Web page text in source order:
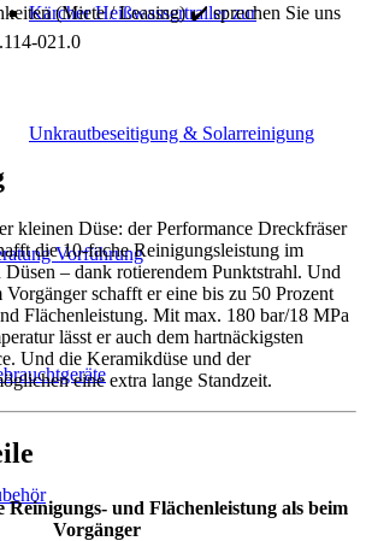
Kärcher Heißwassertrailer zur
Unkrautbeseitigung & Solarreinigung
Vorführung
(Miete / Leasing) ✔️ sprechen Sie uns
021.0
kleinen Düse: der Performance Dreckfräser
die 10-fache Reinigungsleistung im
– dank rotierendem Punktstrahl. Und
schafft er eine bis zu 50 Prozent
Flächenleistung. Mit max. 180 bar/18 MPa
lässt er auch dem hartnäckigsten
Und die Keramikdüse und der
eine extra lange Standzeit.
Reinigungs- und Flächenleistung als beim
Vorgänger